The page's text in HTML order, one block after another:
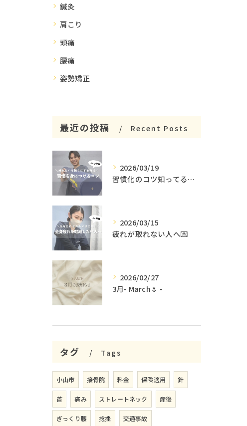
鍼灸
肩こり
頭痛
腰痛
姿勢矯正
最近の投稿 Recent Posts
2026/03/19
習慣化のコツ知ってる😳？
2026/03/15
疲れが取れない人へ💌
2026/02/27
3月- March🌷 -
タグ Tags
小山市 接骨院 料金 保険適用 針
首 痛み ストレートネック 産後
ぎっくり腰 捻挫 交通事故